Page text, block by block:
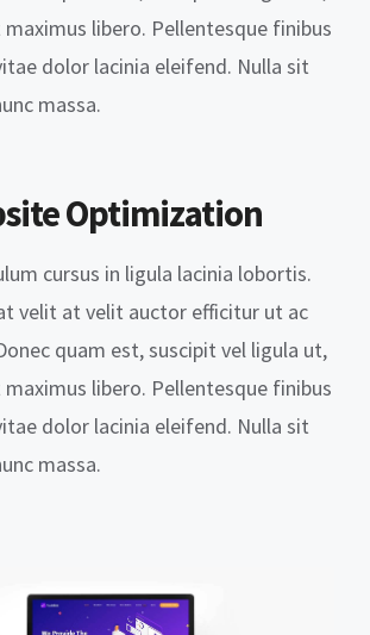
libero. Pellentesque finibus
dolor lacinia eleifend. Nulla sit
massa.
Optimization
cursus in ligula lacinia lobortis.
velit at velit auctor efficitur ut ac
quam est, suscipit vel ligula ut,
libero. Pellentesque finibus
dolor lacinia eleifend. Nulla sit
massa.